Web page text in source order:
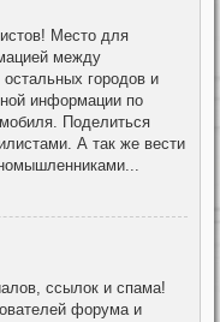
Место для
между
городов и
информации по
Поделиться
А так же вести
ссылок и спама!
форума и